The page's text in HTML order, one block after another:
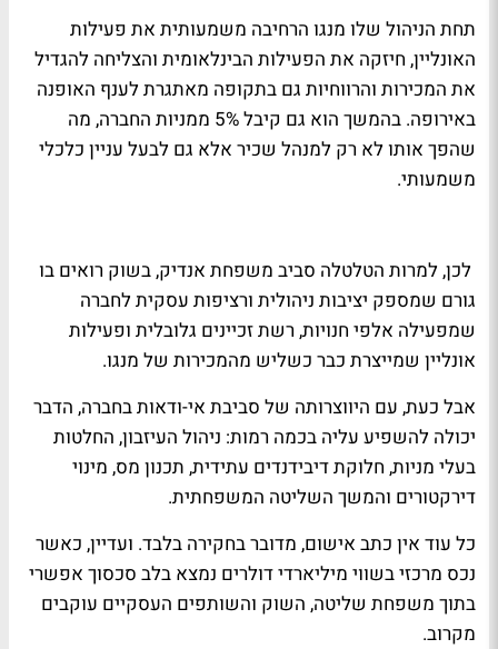
תחת הניהול שלו מנגו הרחיבה משמעותית את פעילות
האונליין, חיזקה את הפעילות הבינלאומית והצליחה להגדיל
את המכירות והרווחיות גם בתקופה מאתגרת לענף האופנה
באירופה. בהמשך הוא גם קיבל 5% ממניות החברה, מה
שהפך אותו לא רק למנהל שכיר אלא גם לבעל עניין כלכלי
משמעותי.
לכן, למרות הטלטלה סביב משפחת אנדיק, בשוק רואים בו
גורם שמספק יציבות ניהולית ורציפות עסקית לחברה
שמפעילה אלפי חנויות, רשת זכיינים גלובלית ופעילות
אונליין שמייצרת כבר כשליש מהמכירות של מנגו.
אבל כעת, עם היווצרותה של סביבת אי-ודאות בחברה, הדבר
יכולה להשפיע עליה בכמה רמות: ניהול העיזבון, החלטות
בעלי מניות, חלוקת דיבידנדים עתידית, תכנון מס, מינוי
דירקטורים והמשך השליטה המשפחתית.
כל עוד אין כתב אישום, מדובר בחקירה בלבד. ועדיין, כאשר
נכס מרכזי בשווי מיליארדי דולרים נמצא בלב סכסוך אפשרי
בתוך משפחת שליטה, השוק והשותפים העסקיים עוקבים
מקרוב.